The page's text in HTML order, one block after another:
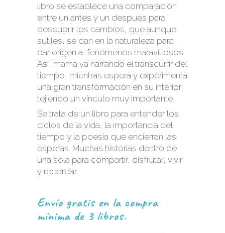
libro se establece una comparación
entre un antes y un después para
descubrir los cambios, que aunque
sutiles, se dan en la naturaleza para
dar origen a fenómenos maravillosos.
Así, mamá va narrando el transcurrir del
tiempo, mientras espera y experimenta
una gran transformación en su interior,
tejiendo un vínculo muy importante.
Se trata de un libro para entender los
ciclos de la vida, la importancia del
tiempo y la poesía que encierran las
esperas. Muchas historias dentro de
una sola para compartir, disfrutar, vivir
y recordar.
Envío gratis en la compra
mínima de 3 libros.